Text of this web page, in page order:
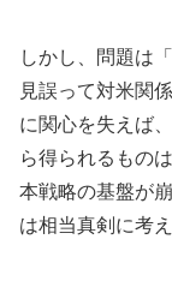
しかし、問題は
見誤って対米関
に関心を失えば
ら得られるもの
本戦略の基盤が
は相当真剣に考